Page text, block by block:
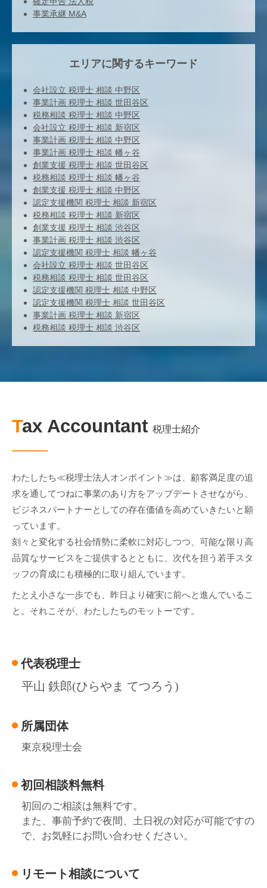
事業承継 M&A
エリアに関するキーワード
会社設立 税理士 相談 中野区
事業計画 税理士 相談 世田谷区
税務相談 税理士 相談 中野区
会社設立 税理士 相談 新宿区
事業計画 税理士 相談 中野区
事業計画 税理士 相談 幡ヶ谷
創業支援 税理士 相談 世田谷区
税務相談 税理士 相談 幡ヶ谷
創業支援 税理士 相談 中野区
認定支援機関 税理士 相談 新宿区
税務相談 税理士 相談 新宿区
創業支援 税理士 相談 渋谷区
事業計画 税理士 相談 渋谷区
認定支援機関 税理士 相談 幡ヶ谷
会社設立 税理士 相談 世田谷区
税務相談 税理士 相談 世田谷区
認定支援機関 税理士 相談 中野区
認定支援機関 税理士 相談 世田谷区
事業計画 税理士 相談 新宿区
税務相談 税理士 相談 渋谷区
Tax Accountant 税理士紹介
わたしたち≪税理士法人オンポイント≫は、顧客満足度の追
求を通してつねに事業のあり方をアップデートさせながら、
ビジネスパートナーとしての存在価値を高めていきたいと願
っています。
刻々と変化する社会情勢に柔軟に対応しつつ、可能な限り高
品質なサービスをご提供するとともに、次代を担う若手スタ
ッフの育成にも積極的に取り組んでいます。
たとえ小さな一歩でも、昨日より確実に前へと進んでいるこ
と。それこそが、わたしたちのモットーです。
代表税理士
平山 鉄郎(ひらやま てつろう)
所属団体
東京税理士会
初回相談料無料
初回のご相談は無料です。
また、事前予約で夜間、土日祝の対応が可能ですの
で、お気軽にお問い合わせください。
リモート相談について